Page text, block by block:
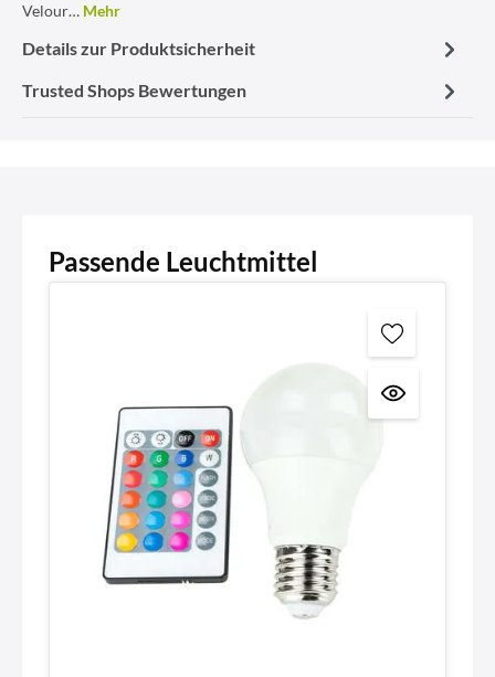
Velour… Mehr
Details zur Produktsicherheit
Trusted Shops Bewertungen
Passende Leuchtmittel